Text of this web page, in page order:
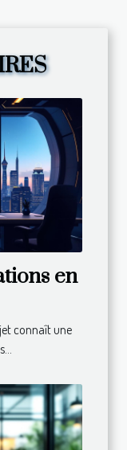
en
connaît une